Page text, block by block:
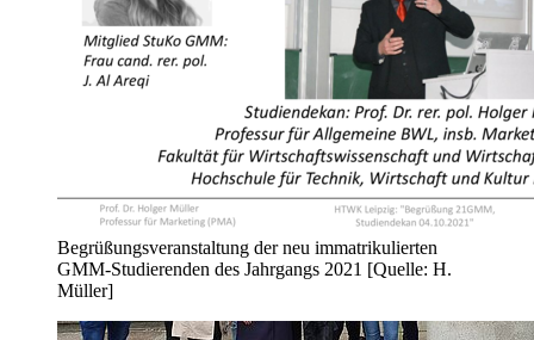
Begrüßungsveranstaltung der neu immatrikulierten
GMM-Studierenden des Jahrgangs 2021 [Quelle: H.
Müller]